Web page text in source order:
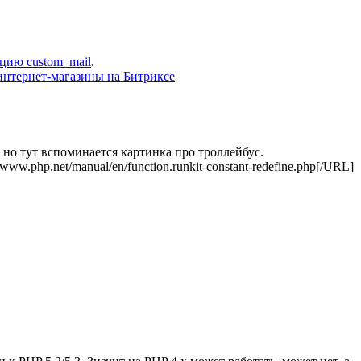
custom_mail.
магазины на Битриксе
тут вспоминается картинка про троллейбус.
manual/en/function.runkit-constant-redefine.php[/URL]